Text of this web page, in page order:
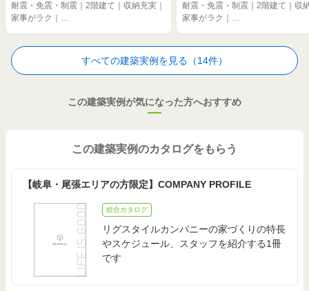
耐震・免震・制震｜2階建て｜収納充実｜
家事がラク｜…
耐震・免震・制震｜2階建て｜収
家事がラク｜…
すべての建築実例を見る（14件）
この建築実例が気になった方へおすすめ
この建築実例のカタログをもらう
【岐阜・尾張エリアの方限定】COMPANY PROFILE
総合カタログ
リグスタイルカンパニーの家づくりの特長
やスケジュール、スタッフを紹介する1冊
です